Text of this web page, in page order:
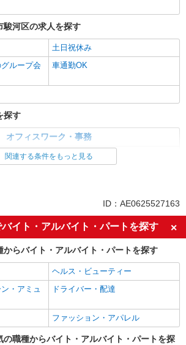
駿河区の求人を探す
土日祝休み
ループ会
車通勤OK
探す
オフィスワーク・事務
務・法務
ループ会
車通勤OK
関連する条件をもっと見る
ID：AE0625527163
イト・アルバイト・パートを探す
からバイト・アルバイト・パートを探す
ヘルス・ビューティー
・アミュ
ドライバー・配達
ファッション・アパレル
の職種からバイト・アルバイト・パートを探